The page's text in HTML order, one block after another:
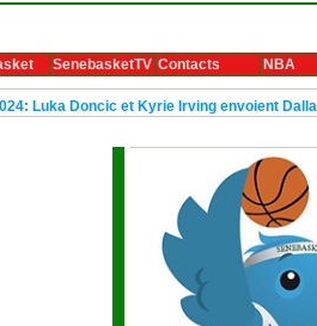
SenebasketTV Contacts NBA
et Kyrie Irving envoient Dallas en finale